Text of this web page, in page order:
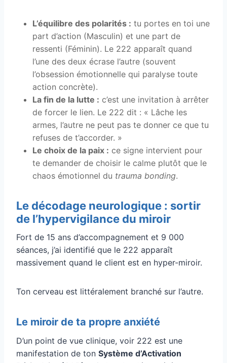
L’équilibre des polarités : tu portes en toi une
part d’action (Masculin) et une part de
ressenti (Féminin). Le 222 apparaît quand
l’une des deux écrase l’autre (souvent
l’obsession émotionnelle qui paralyse toute
action concrète).
La fin de la lutte : c’est une invitation à arrêter
de forcer le lien. Le 222 dit : « Lâche les
armes, l’autre ne peut pas te donner ce que tu
refuses de t’accorder. »
Le choix de la paix : ce signe intervient pour
te demander de choisir le calme plutôt que le
chaos émotionnel du trauma bonding.
Le décodage neurologique : sortir
de l’hypervigilance du miroir
Fort de 15 ans d’accompagnement et 9 000
séances, j’ai identifié que le 222 apparaît
massivement quand le client est en hyper-miroir.
Ton cerveau est littéralement branché sur l’autre.
Le miroir de ta propre anxiété
D’un point de vue clinique, voir 222 est une
manifestation de ton Système d’Activation